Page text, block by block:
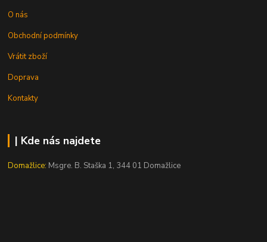
O nás
Obchodní podmínky
Vrátit zboží
Doprava
Kontakty
| Kde nás najdete
Domažlice: Msgre. B. Staška 1, 344 01 Domažlice